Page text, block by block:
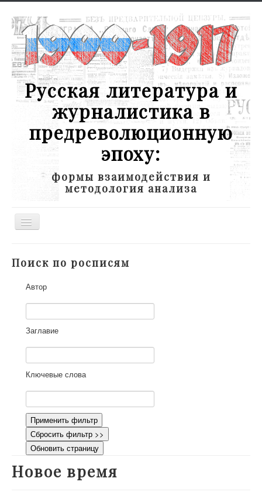
Русская литература и
журналистика в
предреволюционную
эпоху:
формы взаимодействия и
методология анализа
Toggle
Участники
Научная работа
Как работать с сайтом
Контакты
Поиск по росписям
Автор
Заглавие
Ключевые слова
Применить фильтр
Сбросить фильтр >>
Обновить страницу
Новое время